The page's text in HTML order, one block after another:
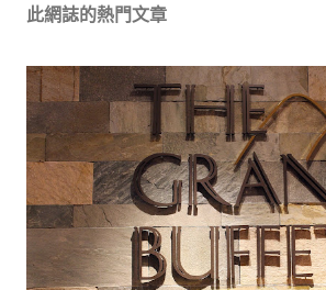
此網誌的熱門文章